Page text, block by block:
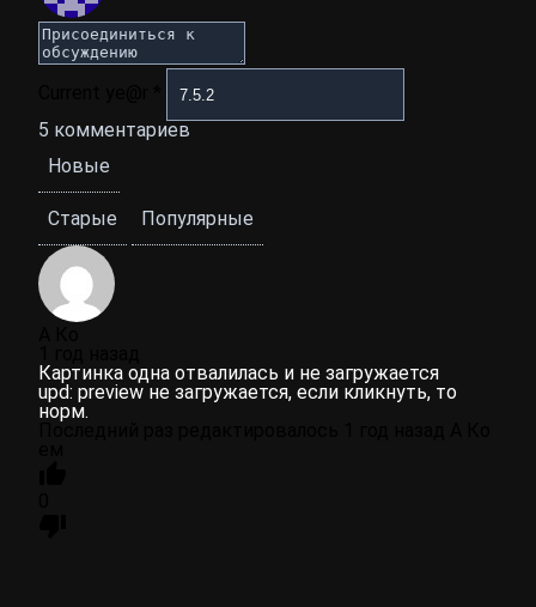
5 комментариев
Новые
Старые Популярные
Картинка одна отвалилась и не загружается
upd: preview не загружается, если кликнуть, то
норм.